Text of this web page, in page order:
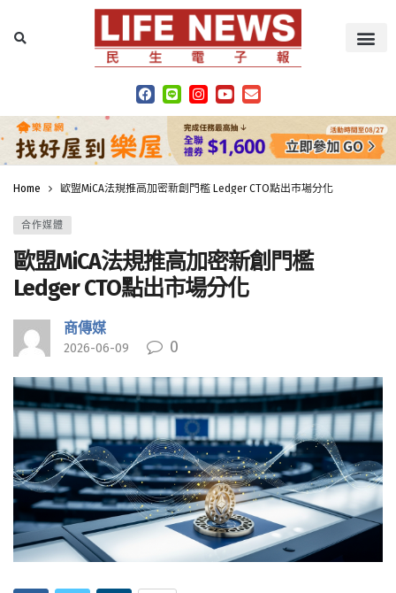
Home 歐盟MiCA法規推高加密新創門檻 Ledger CTO點出市場分化
合作媒體
歐盟MiCA法規推高加密新創門檻
Ledger CTO點出市場分化
商傳媒
2026-06-09 0